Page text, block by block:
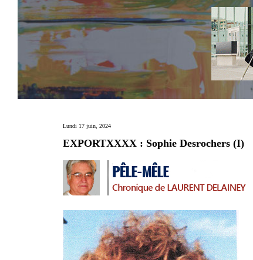
Lundi 17 juin, 2024
EXPORTXXXX : Sophie Desrochers (I)